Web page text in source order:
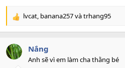
R
c
t
lvcat banana257vàtrhang95
Nắng
Anh sẽ vì em làm cha thằng bé